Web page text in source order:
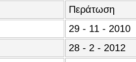
Περάτωση
29 - 11 - 2010
28 - 2 - 2012